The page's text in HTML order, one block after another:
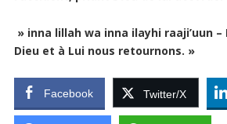
» inna lillah wa inna ilayhi raaji’uun
Dieu et à Lui nous retournons. »
Facebook Twitter/X